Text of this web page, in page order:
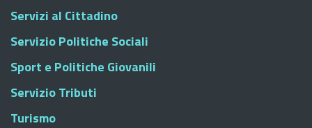
Servizi al Cittadino
Servizio Politiche Sociali
Sport e Politiche Giovanili
Servizio Tributi
Turismo